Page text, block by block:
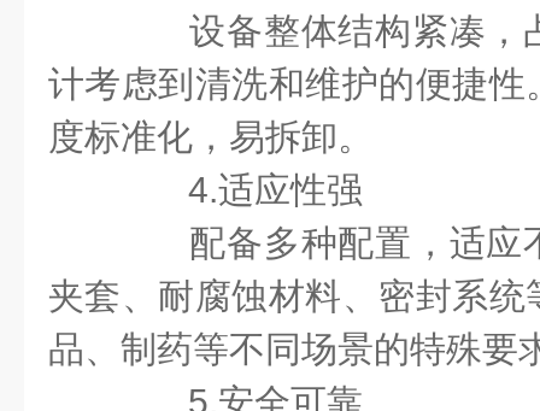
设备整体结构紧凑，
计考虑到清洗和维护的便捷
度标准化，易拆卸。
4.适应性强
配备多种配置，适应
夹套、耐腐蚀材料、密封系
品、制药等不同场景的特殊要
5.安全可靠